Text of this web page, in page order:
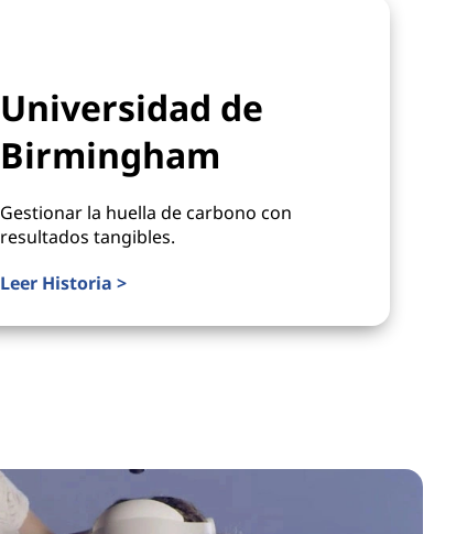
Universidad de
Birmingham
Gestionar la huella de carbono con
resultados tangibles.
Leer Historia >